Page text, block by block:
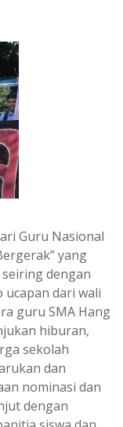
Guru Nasional
yang
dengan
ucapan dari wali
guru SMA Hang
hiburan,
sekolah
dan
nominasi dan
dengan